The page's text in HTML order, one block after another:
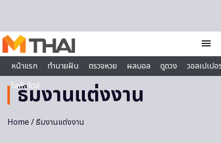
menu
หน้าแรก
ทำนายฝัน ตรวจหวย ผลบอล ดูดวง
วอลเปเป
ไลฟ์สไตล์
ธีมงานแต่งงาน
Home/ ธีมงานแต่งงาน